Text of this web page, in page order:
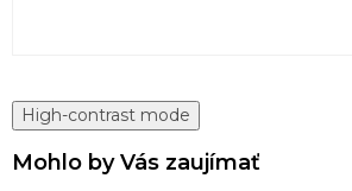
High-contrast mode
Mohlo by Vás zaujímať